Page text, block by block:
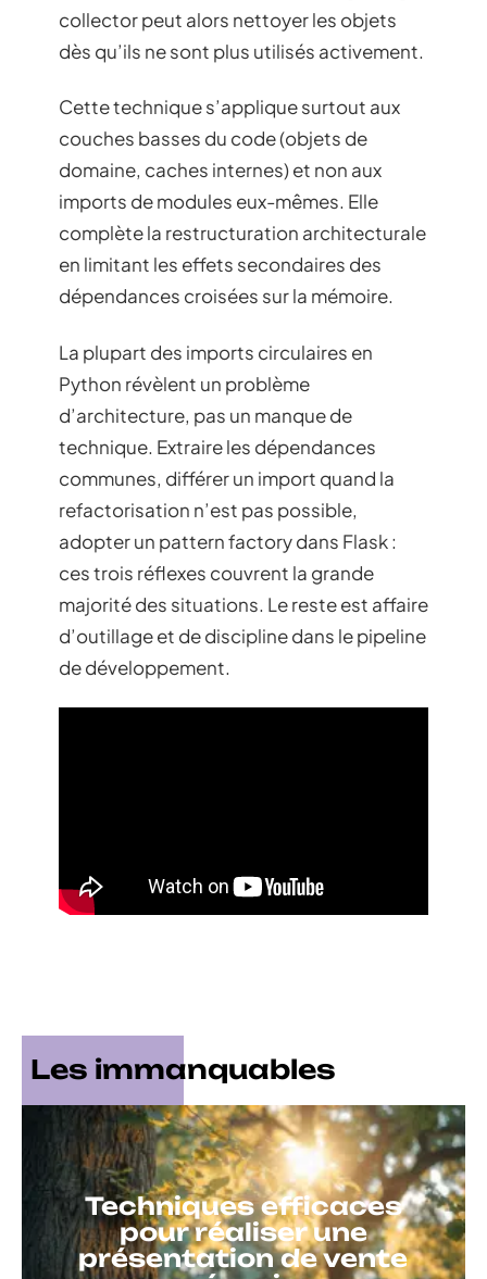
collector peut alors nettoyer les objets
dès qu’ils ne sont plus utilisés activement.
Cette technique s’applique surtout aux
couches basses du code (objets de
domaine, caches internes) et non aux
imports de modules eux-mêmes. Elle
complète la restructuration architecturale
en limitant les effets secondaires des
dépendances croisées sur la mémoire.
La plupart des imports circulaires en
Python révèlent un problème
d’architecture, pas un manque de
technique. Extraire les dépendances
communes, différer un import quand la
refactorisation n’est pas possible,
adopter un pattern factory dans Flask :
ces trois réflexes couvrent la grande
majorité des situations. Le reste est affaire
d’outillage et de discipline dans le pipeline
de développement.
Les immanquables
Techniques efficaces
pour réaliser une
présentation de vente